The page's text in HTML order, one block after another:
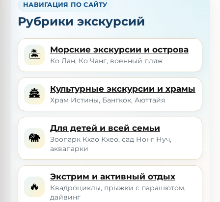
НАВИГАЦИЯ ПО САЙТУ
Рубрики экскурсий
🏝️ Морские экскурсии и острова
Ко Лан, Ко Чанг, военный пляж
🏯 Культурные экскурсии и храмы
Храм Истины, Бангкок, Аюттайя
🐘
Для детей и всей семьи
Зоопарк Кхао Кхео, сад Нонг Нуч,
аквапарки
🔥
Экстрим и активный отдых
Квадроциклы, прыжки с парашютом,
дайвинг